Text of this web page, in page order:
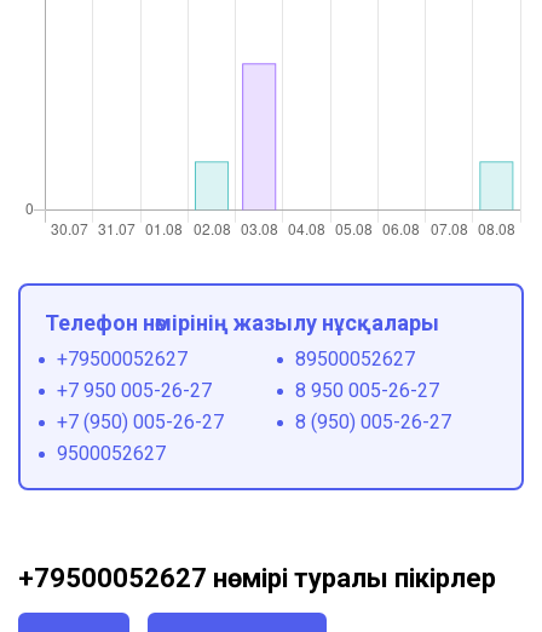
Телефон нөмірінің жазылу нұсқалары
+79500052627
89500052627
+7 950 005-26-27
8 950 005-26-27
+7 (950) 005-26-27
8 (950) 005-26-27
9500052627
+79500052627 нөмірі туралы пікірлер